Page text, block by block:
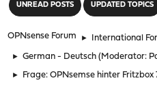
UNREAD POSTS UPDATED TOPICS
OPNsense Forum ► International
► German - Deutsch (Moderator:
► Frage: OPNsemse hinter